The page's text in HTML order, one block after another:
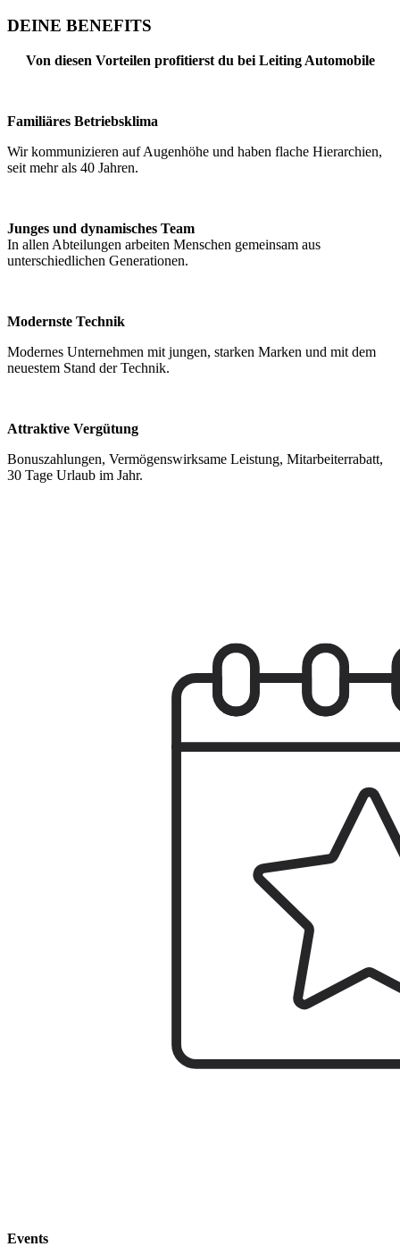
DEINE BENEFITS
Von diesen Vorteilen profitierst du bei Leiting Automobile
Familiäres Betriebsklima
Wir kommunizieren auf Augenhöhe und haben flache Hierarchien,
seit mehr als 40 Jahren.
Junges und dynamisches Team
In allen Abteilungen arbeiten Menschen gemeinsam aus
unterschiedlichen Generationen.
Modernste Technik
Modernes Unternehmen mit jungen, starken Marken und mit dem
neuestem Stand der Technik.
Attraktive Vergütung
Bonuszahlungen, Vermögenswirksame Leistung, Mitarbeiterrabatt,
30 Tage Urlaub im Jahr.
Events